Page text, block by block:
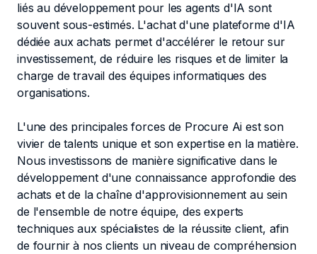
liés au développement pour les agents d'IA sont
souvent sous-estimés. L'achat d'une plateforme d'IA
dédiée aux achats permet d'accélérer le retour sur
investissement, de réduire les risques et de limiter la
charge de travail des équipes informatiques des
organisations.
L'une des principales forces de Procure Ai est son
vivier de talents unique et son expertise en la matière.
Nous investissons de manière significative dans le
développement d'une connaissance approfondie des
achats et de la chaîne d'approvisionnement au sein
de l'ensemble de notre équipe, des experts
techniques aux spécialistes de la réussite client, afin
de fournir à nos clients un niveau de compréhension